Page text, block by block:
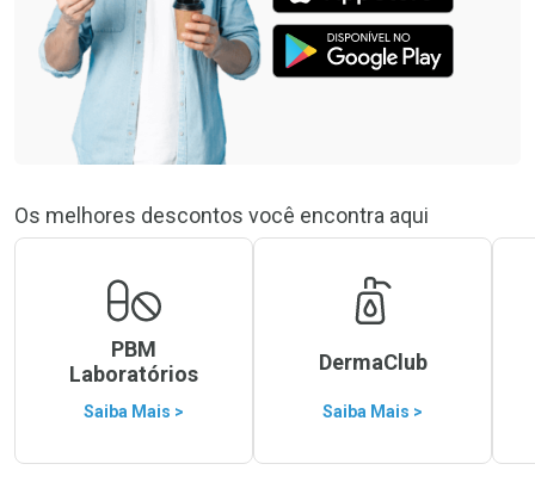
Os melhores descontos você encontra aqui
PBM
Laboratórios
Saiba Mais >
DermaClub
Saiba Mais >